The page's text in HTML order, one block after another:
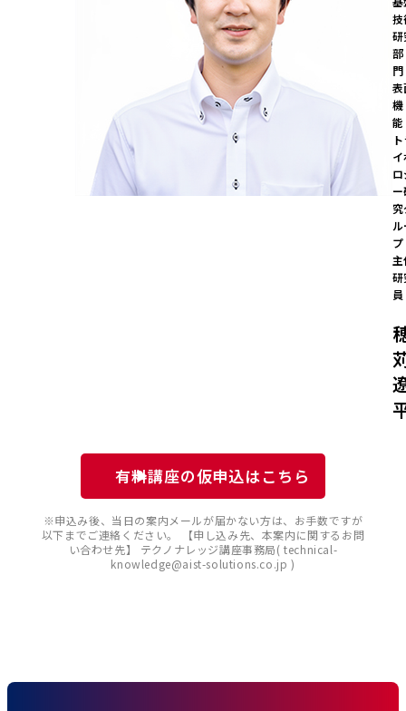
部
機
員
有料講座の仮申込はこちら
※申込み後、当日の案内メールが届かない方は、お手数ですが
以下までご連絡ください。 【申し込み先、本案内に関するお問
い合わせ先】 テクノナレッジ講座事務局( technical-
knowledge@aist-solutions.co.jp )